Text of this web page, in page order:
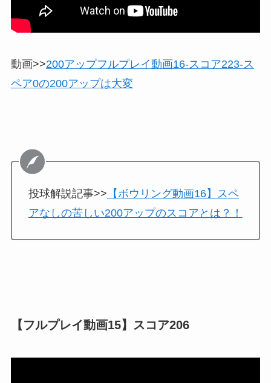
動画>>200アップフルプレイ動画16-スコア223-ス
ペア0の200アップは大変
投球解説記事>> 【ボウリング動画16】スペ
アなしの苦しい200アップのスコアとは？！
【フルプレイ動画15】スコア206